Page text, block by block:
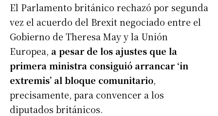
El Parlamento británico rechazó por segunda
vez el acuerdo del Brexit negociado entre el
Gobierno de Theresa May y la Unión
Europea, a pesar de los ajustes que la
primera ministra consiguió arrancar ‘in
extremis’ al bloque comunitario,
precisamente, para convencer a los
diputados británicos.